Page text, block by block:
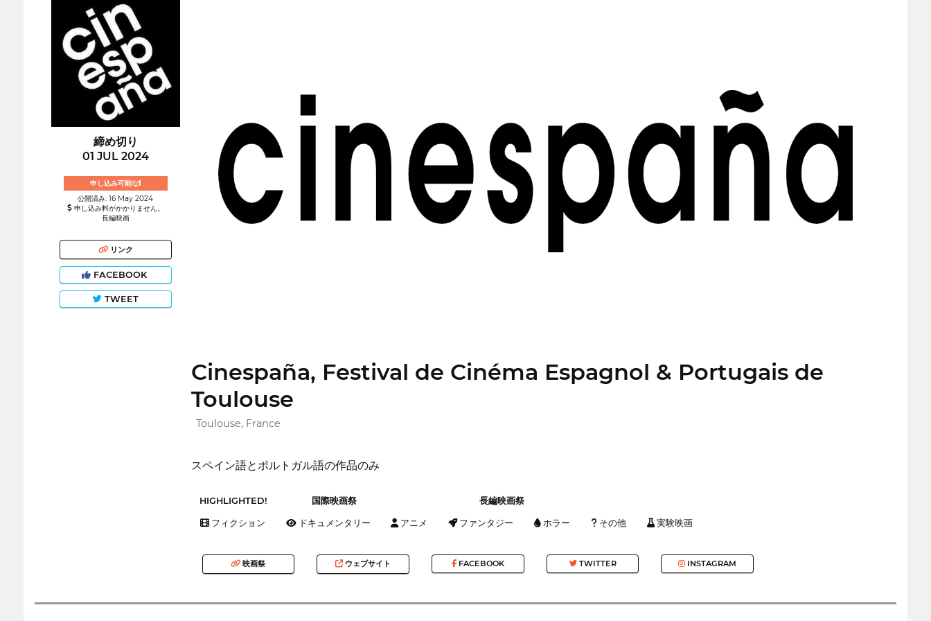
締め切り
01 JUL 2024
申し込み可能な!
公開済み: 16 May 2024
申し込み料がかかりません。
長編映画
リンク
FACEBOOK
TWEET
Cinespaña, Festival de Cinéma Espagnol & Portugais de
Toulouse
Toulouse, France
スペイン語とポルトガル語の作品のみ
HIGHLIGHTED! 国際映画祭 長編映画祭
フィクション ドキュメンタリー アニメ ファンタジー ホラー その他 実験映画
映画祭 ウェブサイト FACEBOOK TWITTER INSTAGRAM